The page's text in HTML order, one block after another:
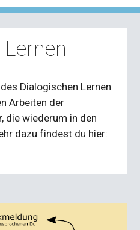
Dialogischen Lernen
Arbeiten der
die wiederum in den
dazu findest du hier: